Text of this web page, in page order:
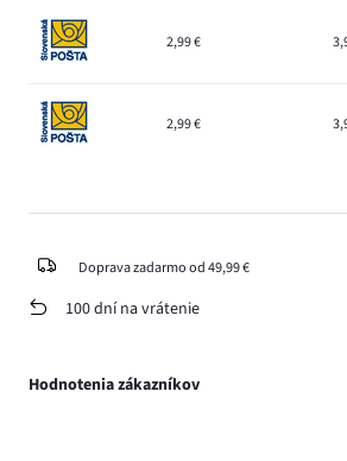
2,99 €
2,99 €
Doprava zadarmo od 49,99 €
100 dní na vrátenie
Hodnotenia zákazníkov